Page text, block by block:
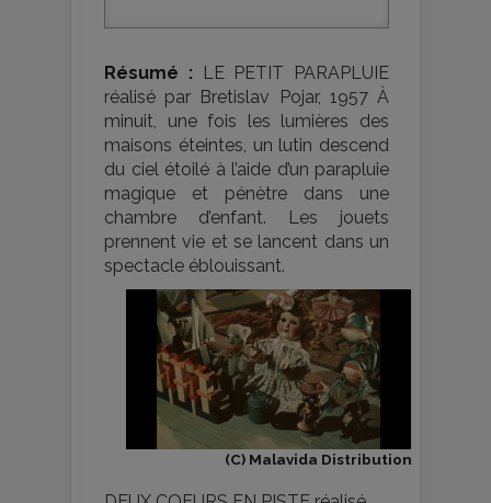
Résumé : LE PETIT PARAPLUIE
réalisé par Bretislav Pojar, 1957 À
minuit, une fois les lumières des
maisons éteintes, un lutin descend
du ciel étoilé à l’aide d’un parapluie
magique et pénètre dans une
chambre d’enfant. Les jouets
prennent vie et se lancent dans un
spectacle éblouissant.
(C) Malavida Distribution